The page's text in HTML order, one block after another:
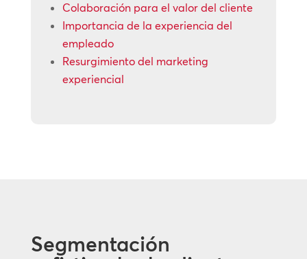
Colaboración para el valor del cliente
Importancia de la experiencia del
empleado
Resurgimiento del marketing
experiencial
Segmentación